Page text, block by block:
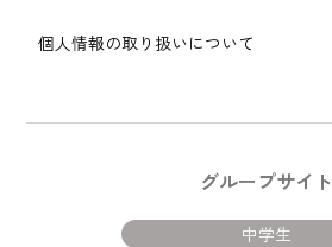
個人情報の取り扱いについて
グループサイト
中学生